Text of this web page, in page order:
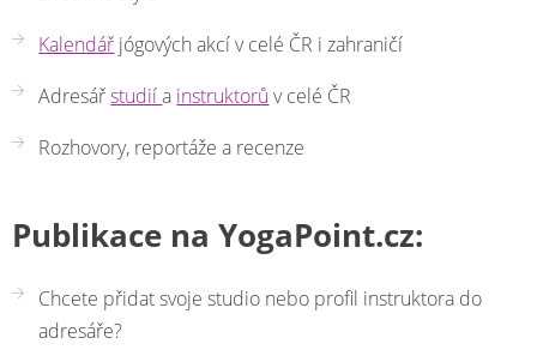
Kalendář jógových akcí v celé ČR i zahraničí
Adresářstudiía instruktorů v celé ČR
Rozhovory, reportáže a recenze
Publikace na YogaPoint.cz:
Chcete přidat svoje studio nebo profil instruktora do
adresáře?